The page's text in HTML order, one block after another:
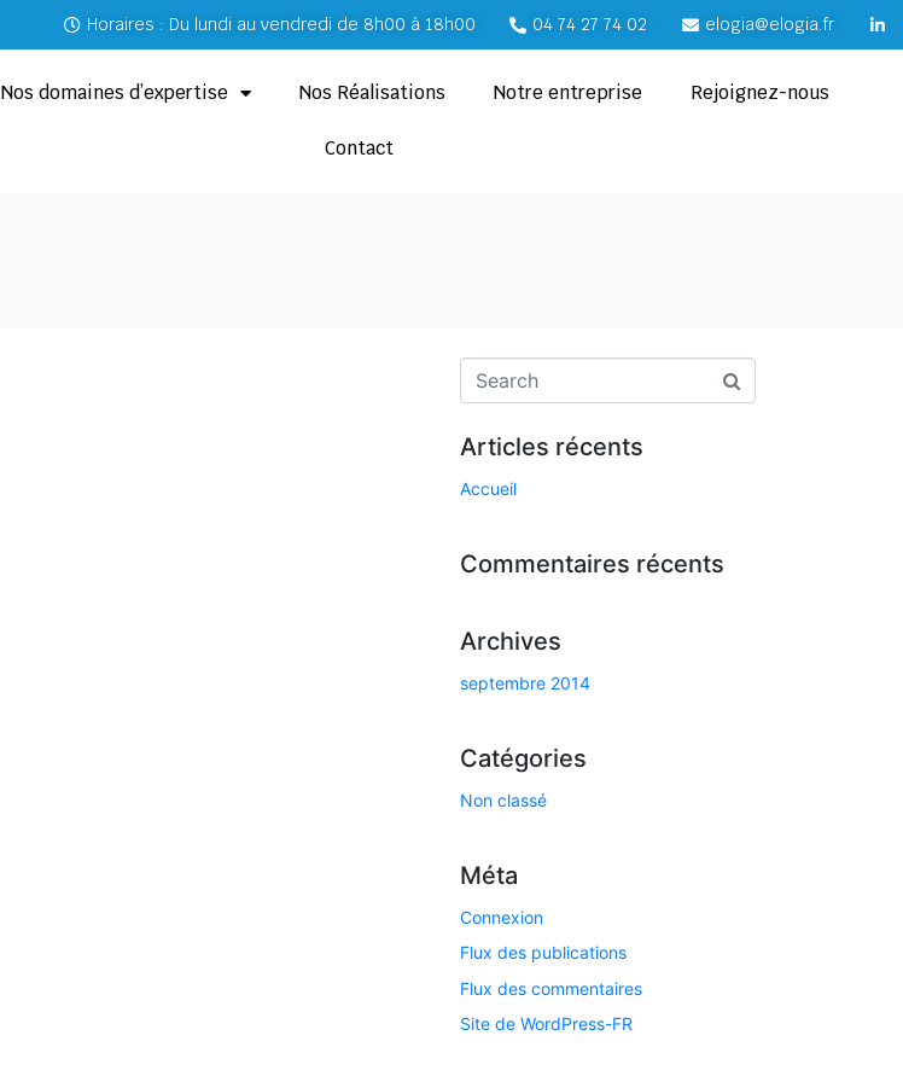
Horaires : Du lundi au vendredi de 8h00 à 18h00 04 74 27 74 02 elogia@elogia.fr
Nos domaines d’expertise Nos Réalisations Notre entreprise Rejoignez-nous
Contact
Articles récents
Accueil
Commentaires récents
Archives
septembre 2014
Catégories
Non classé
Méta
Connexion
Flux des publications
Flux des commentaires
Site de WordPress-FR